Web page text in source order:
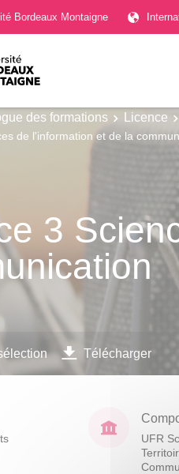
Bordeaux Montaigne
des formations Licence
de l'information et de la
3
Télécharger
UFR